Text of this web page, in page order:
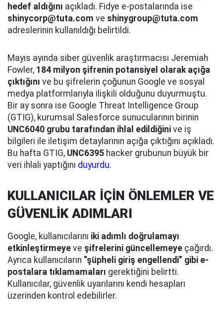
hedef aldığını açıkladı. Fidye e-postalarında ise
shinycorp@tuta.com ve shinygroup@tuta.com
adreslerinin kullanıldığı belirtildi.
Mayıs ayında siber güvenlik araştırmacısı Jeremiah
Fowler, 184 milyon şifrenin potansiyel olarak açığa
çıktığını ve bu şifrelerin çoğunun Google ve sosyal
medya platformlarıyla ilişkili olduğunu duyurmuştu.
Bir ay sonra ise Google Threat Intelligence Group
(GTIG), kurumsal Salesforce sunucularının birinin
UNC6040 grubu tarafından ihlal edildiğini ve iş
bilgileri ile iletişim detaylarının açığa çıktığını açıkladı.
Bu hafta GTIG, UNC6395 hacker grubunun büyük bir
veri ihlali yaptığını duyurdu.
KULLANICILAR İÇİN ÖNLEMLER VE
GÜVENLİK ADIMLARI
Google, kullanıcılarını iki adımlı doğrulamayı
etkinleştirmeye ve şifrelerini güncellemeye çağırdı.
Ayrıca kullanıcıların “şüpheli giriş engellendi” gibi e-
postalara tıklamamaları gerektiğini belirtti.
Kullanıcılar, güvenlik uyarılarını kendi hesapları
üzerinden kontrol edebilirler.